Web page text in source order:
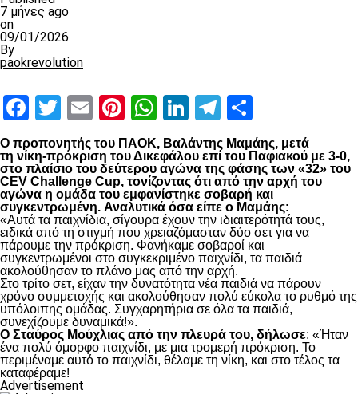
7 μήνες ago
on
09/01/2026
By
paokrevolution
Facebook
Twitter
EmailPinterest
WhatsApp
LinkedIn
Telegram
Ο προπονητής του ΠΑΟΚ, Βαλάντης Μαμάης, μετά
τη νίκη-πρόκριση του Δικεφάλου επί του Παφιακού με 3-0,
στο πλαίσιο του δεύτερου αγώνα της φάσης των «32» του
CEV Challenge Cup, τονίζοντας ότι από την αρχή του
αγώνα η ομάδα του εμφανίστηκε σοβαρή και
συγκεντρωμένη. Αναλυτικά όσα είπε ο Μαμάης:
«Αυτά τα παιχνίδια, σίγουρα έχουν την ιδιαιτερότητά τους,
ειδικά από τη στιγμή που χρειαζόμασταν δύο σετ για να
πάρουμε την πρόκριση. Φανήκαμε σοβαροί και
συγκεντρωμένοι στο συγκεκριμένο παιχνίδι, τα παιδιά
ακολούθησαν το πλάνο μας από την αρχή.
Στο τρίτο σετ, είχαν την δυνατότητα νέα παιδιά να πάρουν
χρόνο συμμετοχής και ακολούθησαν πολύ εύκολα το ρυθμό της
υπόλοιπης ομάδας. Συγχαρητήρια σε όλα τα παιδιά,
συνεχίζουμε δυναμικά!».
Ο Σταύρος Μούχλιας από την πλευρά του, δήλωσε: «Ήταν
ένα πολύ όμορφο παιχνίδι, με μια τρομερή πρόκριση. Το
περιμέναμε αυτό το παιχνίδι, θέλαμε τη νίκη, και στο τέλος τα
καταφέραμε!
Advertisement